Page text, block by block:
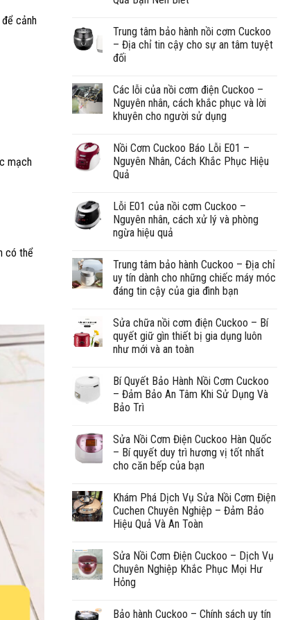
cảnh
mạch
có thể
Trung tâm bảo hành nồi cơm Cuckoo
– Địa chỉ tin cậy cho sự an tâm tuyệt
đối
Các lỗi của nồi cơm điện Cuckoo –
Nguyên nhân, cách khắc phục và lời
khuyên cho người sử dụng
Nồi Cơm Cuckoo Báo Lỗi E01 –
Nguyên Nhân, Cách Khắc Phục Hiệu
Quả
Lỗi E01 của nồi cơm Cuckoo –
Nguyên nhân, cách xử lý và phòng
ngừa hiệu quả
Trung tâm bảo hành Cuckoo – Địa chỉ
uy tín dành cho những chiếc máy móc
đáng tin cậy của gia đình bạn
Sửa chữa nồi cơm điện Cuckoo – Bí
quyết giữ gìn thiết bị gia dụng luôn
như mới và an toàn
Bí Quyết Bảo Hành Nồi Cơm Cuckoo
– Đảm Bảo An Tâm Khi Sử Dụng Và
Bảo Trì
Sửa Nồi Cơm Điện Cuckoo Hàn Quốc
– Bí quyết duy trì hương vị tốt nhất
cho căn bếp của bạn
Khám Phá Dịch Vụ Sửa Nồi Cơm Điện
Cuchen Chuyên Nghiệp – Đảm Bảo
Hiệu Quả Và An Toàn
Sửa Nồi Cơm Điện Cuckoo – Dịch Vụ
Chuyên Nghiệp Khắc Phục Mọi Hư
Hỏng
Bảo hành Cuckoo – Chính sách uy tín